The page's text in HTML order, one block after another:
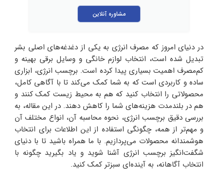
مشاوره آنلاین
در دنیای امروز که مصرف انرژی به یکی از دغدغه‌های اصلی بشر
تبدیل شده است، انتخاب لوازم خانگی و وسایل برقی بهینه و
کم‌مصرف اهمیت بسیاری پیدا کرده است. برچسب انرژی، ابزاری
ساده و کاربردی است که به شما کمک می‌کند تا با آگاهی کامل،
محصولاتی را انتخاب کنید که هم به محیط زیست کمک کنند و
هم در بلندمدت هزینه‌های شما را کاهش دهند. در این مقاله، به
بررسی دقیق برچسب انرژی، نحوه محاسبه آن، انواع مختلف آن
و مهم‌تر از همه، چگونگی استفاده از این اطلاعات برای انتخاب
هوشمندانه محصولات می‌پردازیم. با ما همراه باشید تا با دنیای
شگفت‌انگیز برچسب انرژی آشنا شوید و یاد بگیرید چگونه با
انتخاب آگاهانه، به آینده‌ای سبزتر کمک کنید.